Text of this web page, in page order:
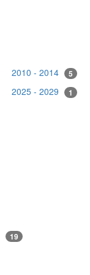
2010 - 2014 5
2025 - 2029 1
19